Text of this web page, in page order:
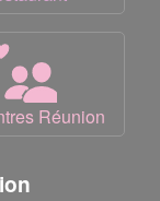
Réunion